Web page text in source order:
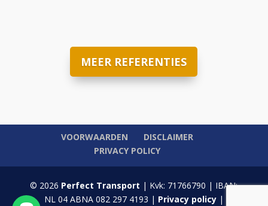
MEER REFERENTIES
VOORWAARDEN
DISCLAIMER
PRIVACY POLICY
© 2026 Perfect Transport | Kvk: 71766790 | IBAN:
NL 04 ABNA 082 297 4193 | Privacy policy|